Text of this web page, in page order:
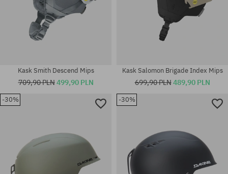
Kask Smith Descend Mips
709,90 PLN499,90 PLN
Kask Salomon Brigade Index Mips
699,90 PLN489,90 PLN
-30% -30%